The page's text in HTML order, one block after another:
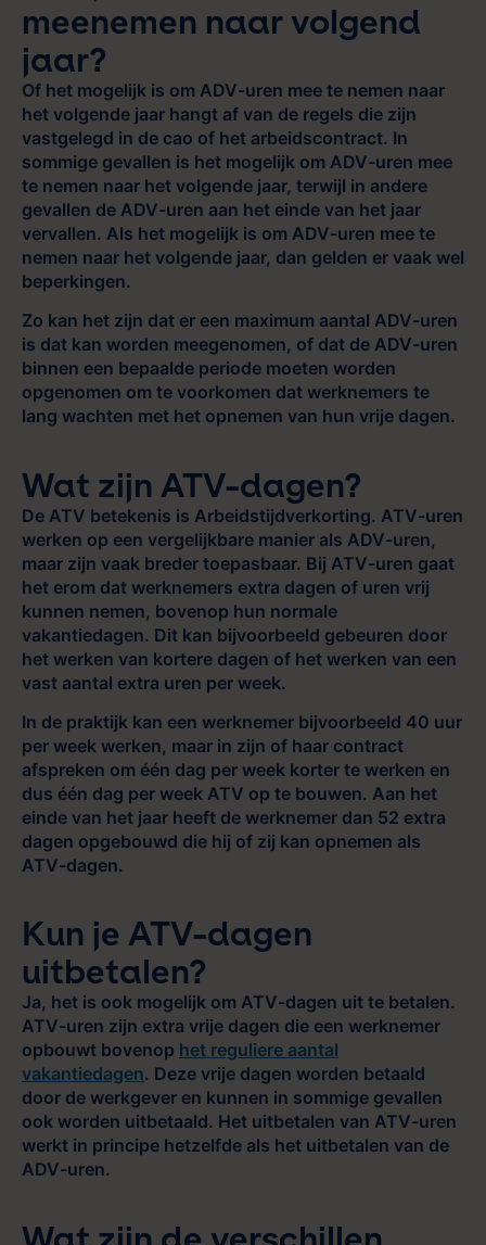
meenemen naar volgend
jaar?
Of het mogelijk is om ADV-uren mee te nemen naar
het volgende jaar hangt af van de regels die zijn
vastgelegd in de cao of het arbeidscontract. In
sommige gevallen is het mogelijk om ADV-uren mee
te nemen naar het volgende jaar, terwijl in andere
gevallen de ADV-uren aan het einde van het jaar
vervallen. Als het mogelijk is om ADV-uren mee te
nemen naar het volgende jaar, dan gelden er vaak wel
beperkingen.
Zo kan het zijn dat er een maximum aantal ADV-uren
is dat kan worden meegenomen, of dat de ADV-uren
binnen een bepaalde periode moeten worden
opgenomen om te voorkomen dat werknemers te
lang wachten met het opnemen van hun vrije dagen.
Wat zijn ATV-dagen?
De ATV betekenis is Arbeidstijdverkorting. ATV-uren
werken op een vergelijkbare manier als ADV-uren,
maar zijn vaak breder toepasbaar. Bij ATV-uren gaat
het erom dat werknemers extra dagen of uren vrij
kunnen nemen, bovenop hun normale
vakantiedagen. Dit kan bijvoorbeeld gebeuren door
het werken van kortere dagen of het werken van een
vast aantal extra uren per week.
In de praktijk kan een werknemer bijvoorbeeld 40 uur
per week werken, maar in zijn of haar contract
afspreken om één dag per week korter te werken en
dus één dag per week ATV op te bouwen. Aan het
einde van het jaar heeft de werknemer dan 52 extra
dagen opgebouwd die hij of zij kan opnemen als
ATV-dagen.
Kun je ATV-dagen
uitbetalen?
Ja, het is ook mogelijk om ATV-dagen uit te betalen.
ATV-uren zijn extra vrije dagen die een werknemer
opbouwt bovenop het reguliere aantal
vakantiedagen. Deze vrije dagen worden betaald
door de werkgever en kunnen in sommige gevallen
ook worden uitbetaald. Het uitbetalen van ATV-uren
werkt in principe hetzelfde als het uitbetalen van de
ADV-uren.